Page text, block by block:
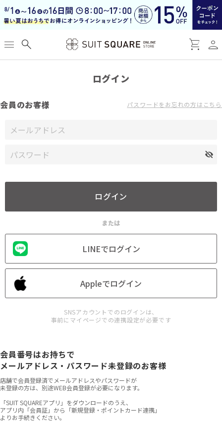
menu search shopping_cart person
ログイン
会員のお客様 パスワードをお忘れの方はこちら
または
LINEでログイン
Appleでログイン
SNSアカウントでのログインは、
事前にマイページでの連携設定が必要です
会員番号はお持ちで
メールアドレス・パスワード未登録のお客様
店舗で会員登録済でメールアドレスやパスワードが
未登録の方は、別途WEB会員登録が必要になります。
「SUIT SQUAREアプリ」をダウンロードのうえ、
アプリ内「会員証」から「新規登録・ポイントカード連携」
よりお手続きください。